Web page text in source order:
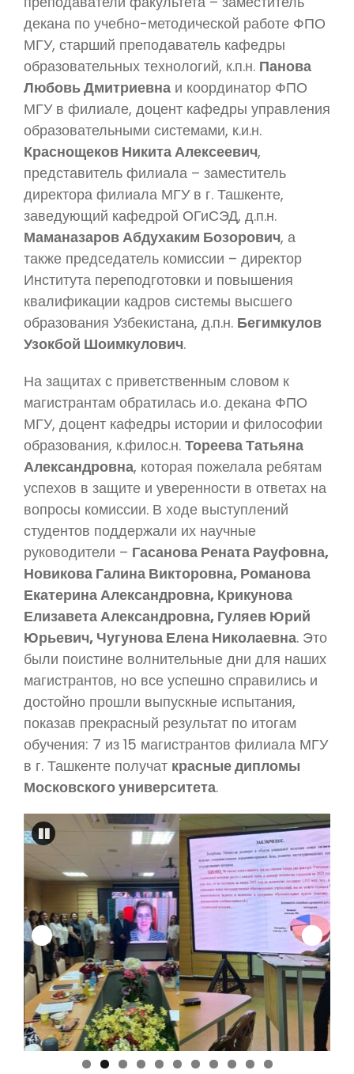
декана по учебно-методической работе ФПО
МГУ, старший преподаватель кафедры
образовательных технологий, к.п.н. Панова
Любовь Дмитриевна и координатор ФПО
МГУ в филиале, доцент кафедры управления
образовательными системами, к.и.н.
Краснощеков Никита Алексеевич,
представитель филиала – заместитель
директора филиала МГУ в г. Ташкенте,
заведующий кафедрой ОГиСЭД, д.п.н.
Маманазаров Абдухаким Бозорович, а
также председатель комиссии – директор
Института переподготовки и повышения
квалификации кадров системы высшего
образования Узбекистана, д.п.н. Бегимкулов
Узокбой Шоимкулович.
На защитах с приветственным словом к
магистрантам обратилась и.о. декана ФПО
МГУ, доцент кафедры истории и философии
образования, к.филос.н. Тореева Татьяна
Александровна, которая пожелала ребятам
успехов в защите и уверенности в ответах на
вопросы комиссии. В ходе выступлений
студентов поддержали их научные
руководители – Гасанова Рената Рауфовна,
Новикова Галина Викторовна, Романова
Екатерина Александровна, Крикунова
Елизавета Александровна, Гуляев Юрий
Юрьевич, Чугунова Елена Николаевна. Это
были поистине волнительные дни для наших
магистрантов, но все успешно справились и
достойно прошли выпускные испытания,
показав прекрасный результат по итогам
обучения: 7 из 15 магистрантов филиала МГУ
в г. Ташкенте получат красные дипломы
Московского университета.